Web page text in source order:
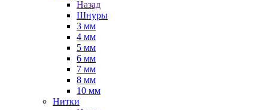
Назад
Шнуры
3 мм
4 мм
5 мм
6 мм
7 мм
8 мм
10 мм
Нитки